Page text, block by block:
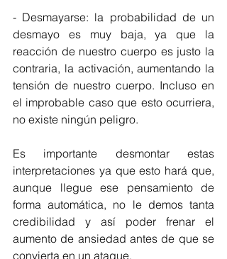
- Desmayarse: la probabilidad de un
desmayo es muy baja, ya que la
reacción de nuestro cuerpo es justo la
contraria, la activación, aumentando la
tensión de nuestro cuerpo. Incluso en
el improbable caso que esto ocurriera,
no existe ningún peligro.
Es importante desmontar estas
interpretaciones ya que esto hará que,
aunque llegue ese pensamiento de
forma automática, no le demos tanta
credibilidad y así poder frenar el
aumento de ansiedad antes de que se
convierta en un ataque.